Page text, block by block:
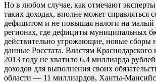
Но в любом случае, как отмечают
таких доходах, вполне может справляться
дефицитом и не повышая налоги на малый
регионах, где дефициты муниципальных
действительно угрожающие, новые сборы
данные Росстата. Властям Краснодарского
2013 году не хватило 6,4 миллиарда
доходов для выполнения своих
области — 11 миллиардов, Ханты-